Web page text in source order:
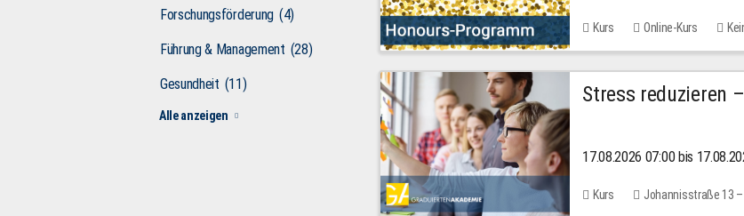
Forschungsförderung (4)
Führung & Management (28)
Gesundheit (11)
Alle anzeigen
Kurs Online-Kurs
Stress reduzieren
17.08.2026 07:00 bis
Kurs Johannisstraße 13